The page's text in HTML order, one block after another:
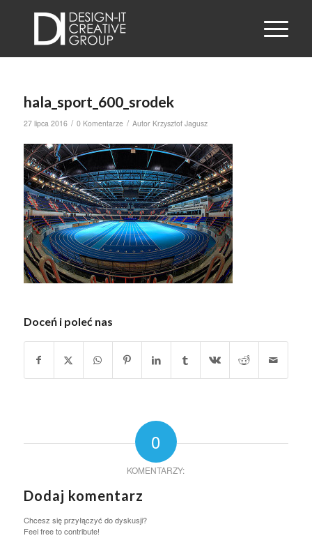
hala_sport_600_srodek
27 lipca 2016 / 0 Komentarze / Autor Krzysztof Jagusz
Doceń i poleć nas
0
KOMENTARZY:
Dodaj komentarz
Chcesz się przyłączyć do dyskusji?
Feel free to contribute!